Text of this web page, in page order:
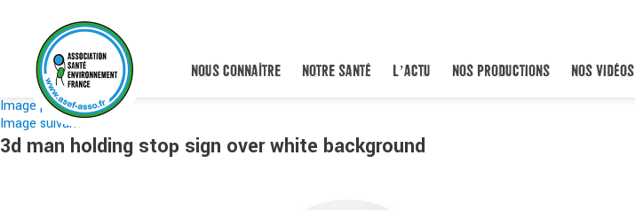
NOUS CONNAÎTRE NOTRE SANTÉ L’ACTU NOS PRODUCTIONS NOS VIDÉOS
Image précédente
Image suivante
3d man holding stop sign over white background